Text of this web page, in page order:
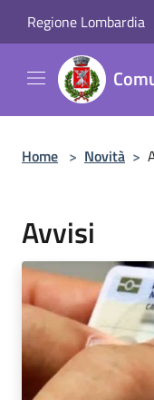
Regione Lombardia
Home > Novità >
Avvisi